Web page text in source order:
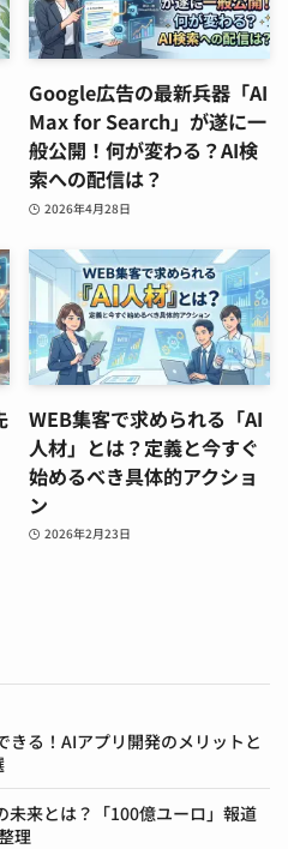
Google広告の最新兵器「AI
Max for Search」が遂に一
般公開！何が変わる？AI検
索への配信は？
2026年4月28日
WEB集客で求められる「AI
人材」とは？定義と今すぐ
始めるべき具体的アクショ
ン
2026年2月23日
きる！AIアプリ開発のメリットと
来とは？「100億ユーロ」報道
理